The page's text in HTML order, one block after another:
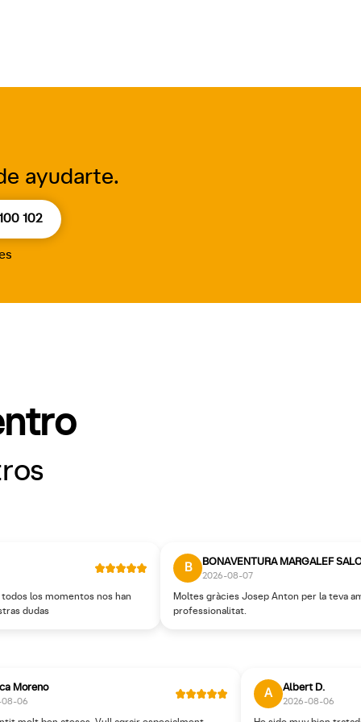
ayudarte.
102
los momentos nos han
dudas
B BONAVENTURA MARGALEF
2026-08-07
Moltes gràcies Josep Anton per la teva
professionalitat.
Moreno
08-06
A Albert D.
2026-08-06